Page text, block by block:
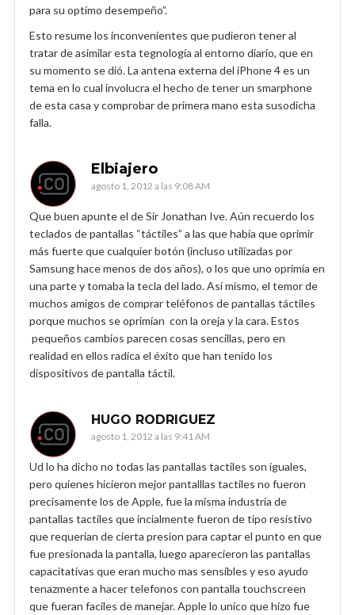
para su optimo desempeño”.
Esto resume los inconvenientes que pudieron tener al
tratar de asimilar esta tegnología al entorno diario, que en
su momento se dió. La antena externa del iPhone 4 es un
tema en lo cual involucra el hecho de tener un smarphone
de esta casa y comprobar de primera mano esta susodicha
falla.
Elbiajero
agosto 1, 2012 a las 9:08 AM
Que buen apunte el de Sir Jonathan Ive. Aún recuerdo los
teclados de pantallas “táctiles” a las que había que oprimir
más fuerte que cualquier botón (incluso utilizadas por
Samsung hace menos de dos años), o los que uno oprimía en
una parte y tomaba la tecla del lado. Así mismo, el temor de
muchos amigos de comprar teléfonos de pantallas táctiles
porque muchos se oprimían con la oreja y la cara. Estos
pequeños cambios parecen cosas sencillas, pero en
realidad en ellos radica el éxito que han tenido los
dispositivos de pantalla táctil.
HUGO RODRIGUEZ
agosto 1, 2012 a las 9:41 AM
Ud lo ha dicho no todas las pantallas tactiles son iguales,
pero quienes hicieron mejor pantalllas tactiles no fueron
precisamente los de Apple, fue la misma industria de
pantallas tactiles que incialmente fueron de tipo resistivo
que requerian de cierta presion para captar el punto en que
fue presionada la pantalla, luego aparecieron las pantallas
capacitativas que eran mucho mas sensibles y eso ayudo
tenazmente a hacer telefonos con pantalla touchscreen
que fueran faciles de manejar. Apple lo unico que hizo fue